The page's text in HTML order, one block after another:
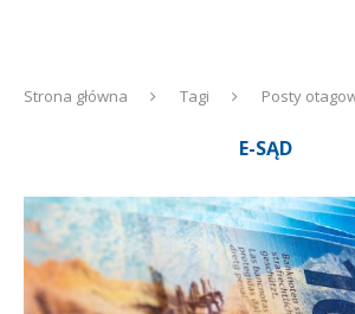
Strona główna Tagi Posty
E-SĄD